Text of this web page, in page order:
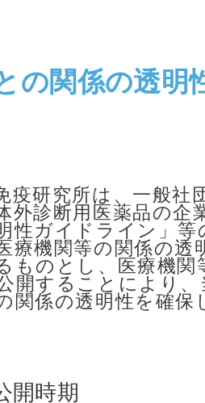
の関係の透明
研究所は、一般社
外診断用医薬品の企
性ガイドライン」等
療機関等の関係の透
ものとし、医療機関
開することにより
関係の透明性を確保
開時期